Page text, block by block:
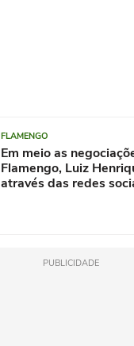
FLAMENGO
Em meio as
Flamengo, Luiz
através das redes
PUBLICIDADE